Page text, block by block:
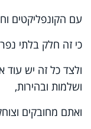
עם הקונפליקטים
כי זה חלק בלתי
ולצד כל זה יש עוד
ושלמות ובהירות,
ואתם מחובקים